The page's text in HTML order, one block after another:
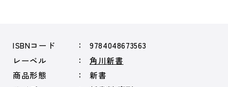
ISBNコード
9784048673563
レーベル
角川新書
商品形態
新書